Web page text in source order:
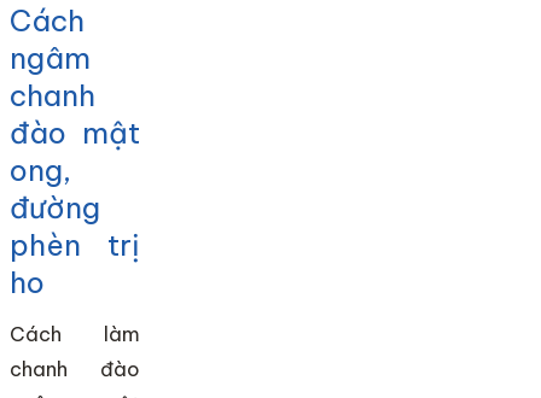
Cách
ngâm
chanh
đào mật
ong,
đường
phèn trị
ho
Cách làm
chanh đào